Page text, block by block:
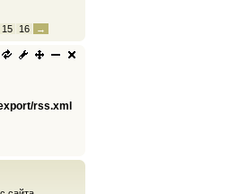
15 16 →
rss.xml